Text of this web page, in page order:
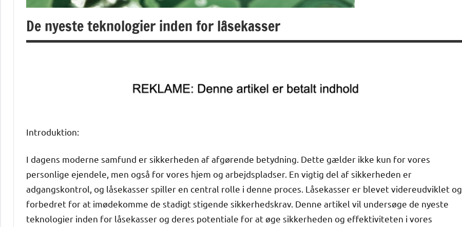
De nyeste teknologier inden for låsekasser
Introduktion:
I dagens moderne samfund er sikkerheden af afgørende betydning. Dette gælder ikke kun for vores
personlige ejendele, men også for vores hjem og arbejdspladser. En vigtig del af sikkerheden er
adgangskontrol, og låsekasser spiller en central rolle i denne proces. Låsekasser er blevet videreudviklet og
forbedret for at imødekomme de stadigt stigende sikkerhedskrav. Denne artikel vil undersøge de nyeste
teknologier inden for låsekasser og deres potentiale for at øge sikkerheden og effektiviteten i vores